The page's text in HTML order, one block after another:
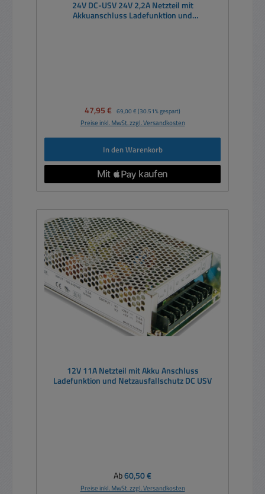
24V DC-USV 24V 2,2A Netzteil mit
Akkuanschluss Ladefunktion und
Verkaufspreis:
47,95 € Regulärer Preis:
69,00 € (30.51% gespart)
Preise inkl. MwSt. zzgl. Versandkosten
In den Warenkorb
12V 11A Netzteil mit Akku Anschluss
Ladefunktion und Netzausfallschutz DC USV
Regulärer Preis:
Ab60,50 €
Preise inkl. MwSt. zzgl. Versandkosten